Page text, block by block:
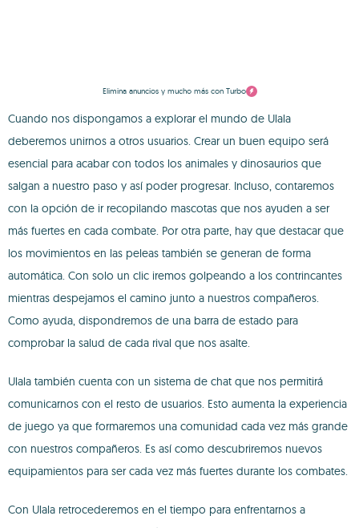
Elimina anuncios y mucho más con Turbo
Cuando nos dispongamos a explorar el mundo de Ulala
deberemos unirnos a otros usuarios. Crear un buen equipo será
esencial para acabar con todos los animales y dinosaurios que
salgan a nuestro paso y así poder progresar. Incluso, contaremos
con la opción de ir recopilando mascotas que nos ayuden a ser
más fuertes en cada combate. Por otra parte, hay que destacar que
los movimientos en las peleas también se generan de forma
automática. Con solo un clic iremos golpeando a los contrincantes
mientras despejamos el camino junto a nuestros compañeros.
Como ayuda, dispondremos de una barra de estado para
comprobar la salud de cada rival que nos asalte.
Ulala también cuenta con un sistema de chat que nos permitirá
comunicarnos con el resto de usuarios. Esto aumenta la experiencia
de juego ya que formaremos una comunidad cada vez más grande
con nuestros compañeros. Es así como descubriremos nuevos
equipamientos para ser cada vez más fuertes durante los combates.
Con Ulala retrocederemos en el tiempo para enfrentarnos a